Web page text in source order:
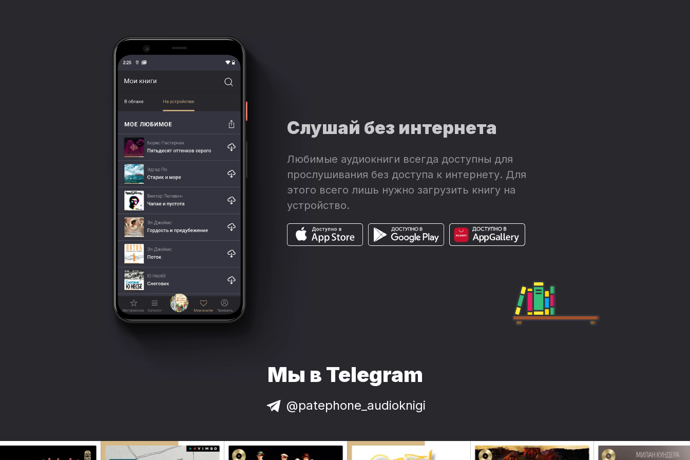
Слушай без интернета
Любимые аудиокниги всегда доступны для
прослушивания без доступа к интернету. Для
этого всего лишь нужно загрузить книгу на
устройство.
Мы в Telegram
@patephone_audioknigi